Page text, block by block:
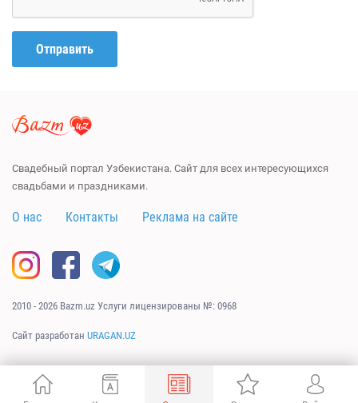
Отправить
Свадебный портал Узбекистана. Сайт для всех интересующихся
свадьбами и праздниками.
О нас Контакты Реклама на сайте
2010 - 2026 Bazm.uz Услуги лицензированы №: 0968
Сайт разработан URAGAN.UZ